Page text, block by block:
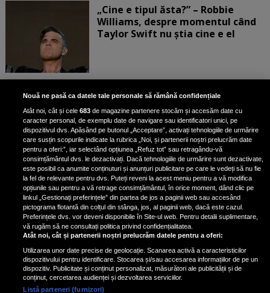
„Cine e tipul ăsta?” – Robbie
Williams, despre momentul când
Taylor Swift nu știa cine e el
Bruce Dickinson, solistul trupei
Iron Maiden, şi-a arătat talentul
de scrimer la un concurs în Franţa
Nicki Minaj, acuzată de agresiune
de fostul manager: Detalii șocante
din proces
Nicki Minaj le-a lăudat pe...
Nouă ne pasă ca datele tale personale să rămână confidențiale
Atât noi, cât și cele683 de magazine partenere stocăm și accesăm date cu
caracter personal, de exemplu date de navigare sau identificatori unici, pe
dispozitivul dvs. Apăsând pe butonul „Acceptare”, activați tehnologiile de urmărire
care susțin scopurile indicate la rubrica „Noi, și partenerii noștri prelucrăm date
pentru a oferi:”, iar selectând opțiunea „Refuz tot” sau retragându-vă
consimțământul dvs. le dezactivați. Dacă tehnologiile de urmărire sunt dezactivate,
este posibil ca anumite conținuturi și anunțuri publicitare pe care le vedeți să nu fie
la fel de relevante pentru dvs. Puteți reveni la acest meniu pentru a vă modifica
opțiunile sau pentru a vă retrage consimțământul, în orice moment, dând clic pe
linkul „Gestionați preferințele” din partea de jos a paginii web sau accesând
pictograma flotantă din colțul din stânga, jos, al paginii web, dacă este cazul.
Preferințele dvs. vor deveni disponibile în Site-ul web. Pentru detalii suplimentare,
vă rugăm să ne consultați politica privind confidențialitatea.
Atât noi, cât și partenerii noștri prelucrăm datele pentru a oferi:
Utilizarea unor date precise de geolocație. Scanarea activă a caracteristicilor
dispozitivului pentru identificare. Stocarea și/sau accesarea informațiilor de pe un
dispozitiv. Publicitate și conținut personalizat, măsurători ale publicității și de
conținut, cercetarea audienței și dezvoltarea serviciilor.
Listă parteneri (furnizori)